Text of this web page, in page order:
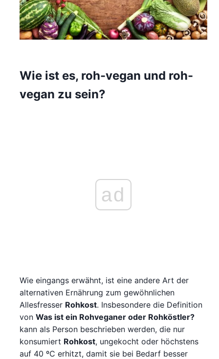
Wie ist es, roh-vegan und roh-
vegan zu sein?
ad
Wie eingangs erwähnt, ist eine andere Art der
alternativen Ernährung zum gewöhnlichen
Allesfresser Rohkost. Insbesondere die Definition
von Was ist ein Rohveganer oder Rohköstler?
kann als Person beschrieben werden, die nur
konsumiert Rohkost, ungekocht oder höchstens
auf 40 ºC erhitzt, damit sie bei Bedarf besser